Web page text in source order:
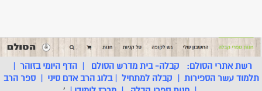
רשת אתרי הסולם: קבלה- בית מדרש הסולם |הדף היומי בזוהר |
תלמוד עשר הספירות | קבלה למתחיל |בלוג הרב אדם סיני |ספר הרב